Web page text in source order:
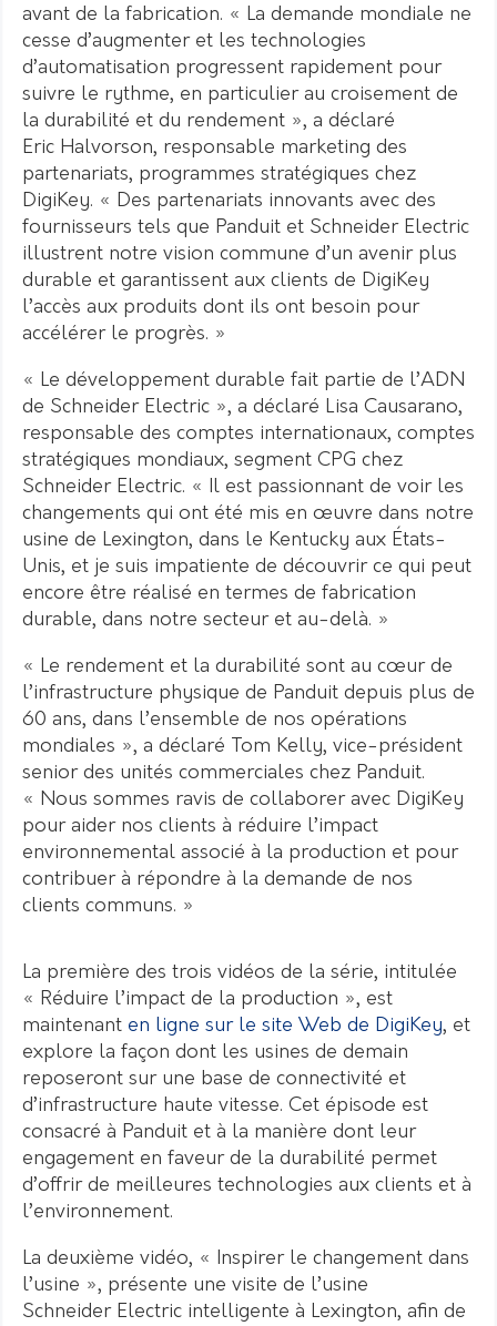
avant de la fabrication. « La demande mondiale ne
cesse d’augmenter et les technologies
d’automatisation progressent rapidement pour
suivre le rythme, en particulier au croisement de
la durabilité et du rendement », a déclaré
Eric Halvorson, responsable marketing des
partenariats, programmes stratégiques chez
DigiKey. « Des partenariats innovants avec des
fournisseurs tels que Panduit et Schneider Electric
illustrent notre vision commune d’un avenir plus
durable et garantissent aux clients de DigiKey
l’accès aux produits dont ils ont besoin pour
accélérer le progrès. »
« Le développement durable fait partie de l’ADN
de Schneider Electric », a déclaré Lisa Causarano,
responsable des comptes internationaux, comptes
stratégiques mondiaux, segment CPG chez
Schneider Electric. « Il est passionnant de voir les
changements qui ont été mis en œuvre dans notre
usine de Lexington, dans le Kentucky aux États-
Unis, et je suis impatiente de découvrir ce qui peut
encore être réalisé en termes de fabrication
durable, dans notre secteur et au-delà. »
« Le rendement et la durabilité sont au cœur de
l’infrastructure physique de Panduit depuis plus de
60 ans, dans l’ensemble de nos opérations
mondiales », a déclaré Tom Kelly, vice-président
senior des unités commerciales chez Panduit.
« Nous sommes ravis de collaborer avec DigiKey
pour aider nos clients à réduire l’impact
environnemental associé à la production et pour
contribuer à répondre à la demande de nos
clients communs. »
La première des trois vidéos de la série, intitulée
« Réduire l’impact de la production », est
maintenant en ligne sur le site Web de DigiKey, et
explore la façon dont les usines de demain
reposeront sur une base de connectivité et
d’infrastructure haute vitesse. Cet épisode est
consacré à Panduit et à la manière dont leur
engagement en faveur de la durabilité permet
d’offrir de meilleures technologies aux clients et à
l’environnement.
La deuxième vidéo, « Inspirer le changement dans
l’usine », présente une visite de l’usine
Schneider Electric intelligente à Lexington, afin de